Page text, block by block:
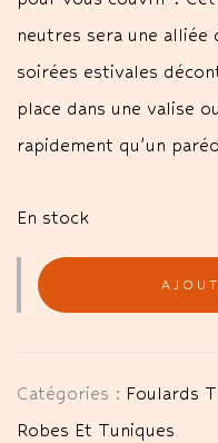
neutres sera une
soirées estivales
place dans une valise
rapidement qu’un
En stock
Catégories : Foulards
Robes Et Tuniques